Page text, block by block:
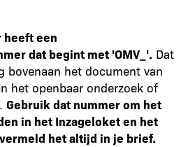
heeft een
dat begint met 'OMV_'. Dat
bovenaan het document van
het openbaar onderzoek of
Gebruik dat nummer om het
in het Inzageloket en het
het altijd in je brief.